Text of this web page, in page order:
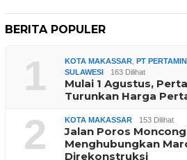
BERITA POPULER
1 KOTA MAKASSAR PT
SULAWESI
163 Dilihat
Mulai 1 Agustus,
Turunkan Harga
2 KOTA MAKASSAR 153 Dilihat
Jalan Poros
Menghubungkan
Direkonstruksi